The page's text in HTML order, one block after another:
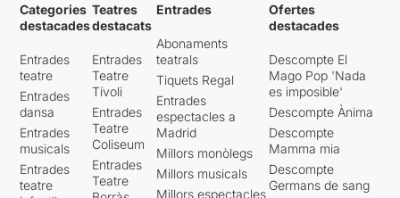
Categories
destacades
Entrades
teatre
Entrades
dansa
Entrades
musicals
Entrades
teatre
Teatres
destacats
Entrades
Teatre
Tívoli
Entrades
Teatre
Coliseum
Entrades
Teatre
Entrades
Abonaments
teatrals
Tiquets Regal
Entrades
espectacles a
Madrid
Millors monòlegs
Millors musicals
Millors espectacles
Ofertes
destacades
Descompte El
Mago Pop 'Nada
es imposible'
Descompte Ànima
Descompte
Mamma mia
Descompte
Germans de sang